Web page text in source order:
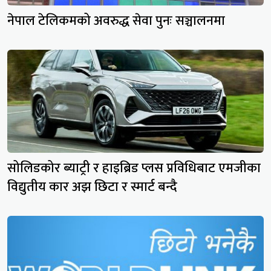
नेपाल टेलिकमको अवरुद्ध सेवा पुनः सञ्चालनमा
सोलिडकोर ब्याट्री र हाइब्रिड प्लस प्रविधिबाट एमजीका
विद्युतीय कार अझ छिटा र स्मार्ट बन्दै